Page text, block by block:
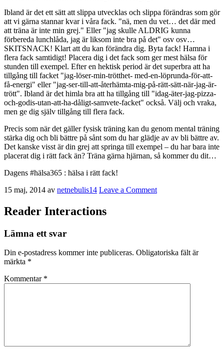
Ibland är det ett sätt att slippa utvecklas och slippa förändras som gör
att vi gärna stannar kvar i våra fack. "nä, men du vet… det där med
att träna är inte min grej." Eller "jag skulle ALDRIG kunna
förbereda lunchlåda, jag är liksom inte bra på det" osv osv…
SKITSNACK! Klart att du kan förändra dig. Byta fack! Hamna i
flera fack samtidigt! Placera dig i det fack som ger mest hälsa för
stunden till exempel. Efter en hektisk period är det superbra att ha
tillgång till facket "jag-löser-min-trötthet- med-en-löprunda-för-att-
få-energi" eller "jag-ser-till-att-återhämta-mig-på-rätt-sätt-när-jag-är-
trött". Ibland är det himla bra att ha tillgång till "idag-äter-jag-pizza-
och-godis-utan-att-ha-dåligt-samvete-facket" också. Välj och vraka,
men ge dig själv tillgång till flera fack.
Precis som när det gäller fysisk träning kan du genom mental träning
stärka dig och bli bättre på sånt som du har glädje av av bli bättre av.
Det kanske visst är din grej att springa till exempel – du har bara inte
placerat dig i rätt fack än? Träna gärna hjärnan, så kommer du dit…
Dagens #hälsa365 : hälsa i rätt fack!
15 maj, 2014 av netnebulis14 Leave a Comment
Reader Interactions
Lämna ett svar
Din e-postadress kommer inte publiceras. Obligatoriska fält är
märkta *
Kommentar *